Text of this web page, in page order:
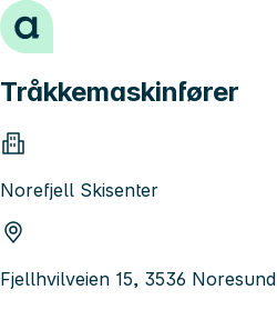
Hopp til innhold
Tråkkemaskinfører
Norefjell Skisenter
Fjellhvilveien 15, 3536 Noresund